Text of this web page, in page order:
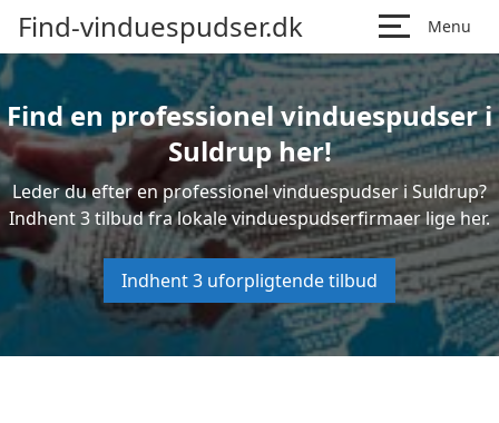
Find-vinduespudser.dk Menu
Find en professionel vinduespudser i
Suldrup her!
Leder du efter en professionel vinduespudser i Suldrup?
Indhent 3 tilbud fra lokale vinduespudserfirmaer lige her.
Indhent 3 uforpligtende tilbud